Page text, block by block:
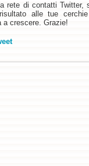
rete di contatti
alle tue
a crescere. Grazie!